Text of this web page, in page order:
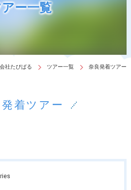
ー一覧
社たびぱる ツアー一覧 奈良発着ツアー
着ツアー